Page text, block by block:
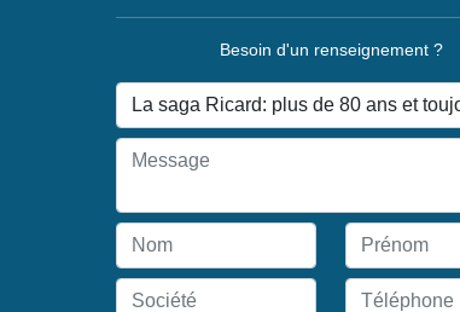
Besoin d'un renseignement ?